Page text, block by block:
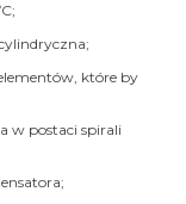
które by
w postaci spirali